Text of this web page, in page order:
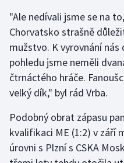
Triatlon
Veslování
Vodní slalom
Volejbal
Ostatní
"Ale nedívali jsme se na
Chorvatsko strašně
mužstvo. K vyrovnání
pohledu jsme neměli
čtrnáctého hráče.
velký dík," byl rád Vrba.
Podobný obrat zápasu
kvalifikaci ME (1:2) v září
úrovni s Plzní s CSKA